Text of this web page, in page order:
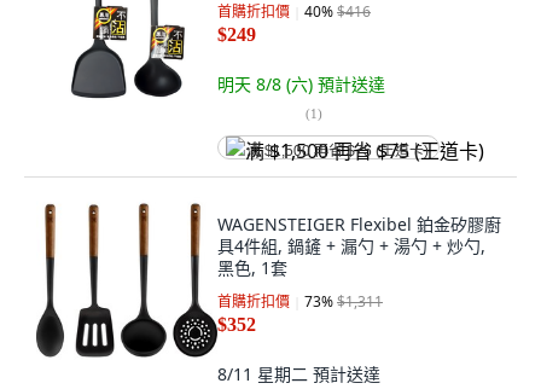
首購折扣價 40%$416
$249
明天 8/8 (六) 預計送達
(1)
满 $1,500 再省 $75 (王道卡)
WAGENSTEIGER Flexibel 鉑金矽膠廚
具4件組, 鍋鏟 + 漏勺 + 湯勺 + 炒勺,
黑色, 1套
首購折扣價 73%$1,311
$352
8/11 星期二 預計送達